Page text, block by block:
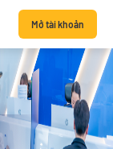
Mở tài khoản